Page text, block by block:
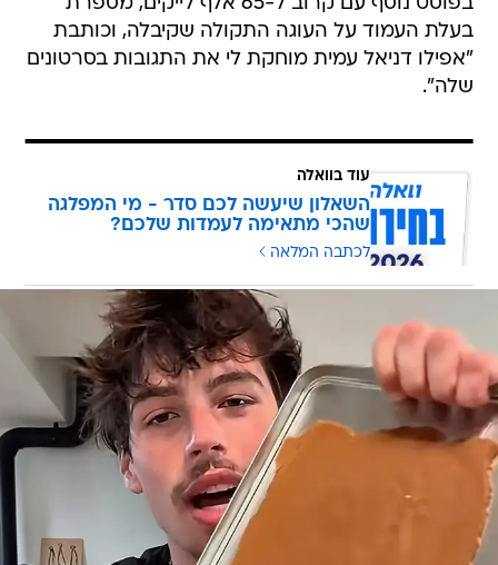
בפוסט נוסף עם קרוב ל-65 אלף לייקים, מספרת
בעלת העמוד על העוגה התקולה שקיבלה, וכותבת
"אפילו דניאל עמית מוחקת לי את התגובות בסרטונים
שלה".
עוד בוואלה
השאלון שיעשה לכם סדר - מי המפלגה
שהכי מתאימה לעמדות שלכם?
לכתבה המלאה